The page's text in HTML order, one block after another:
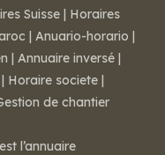
Suisse | Horaires
| Anuario-horario |
| Annuaire inversé |
| Horaire societe |
de chantier
l’annuaire